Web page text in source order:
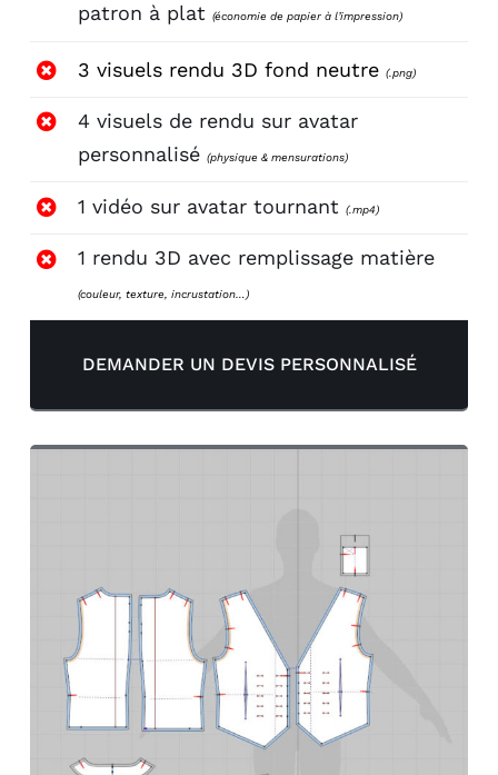
patron à plat(économie de papier à l’impression)
3 visuels rendu 3D fond neutre(.png)
4 visuels de rendu sur avatar
personnalisé(physique & mensurations)
1 vidéo sur avatar tournant(.mp4)
1 rendu 3D avec remplissage matière
(couleur, texture, incrustation…)
DEMANDER UN DEVIS PERSONNALISÉ